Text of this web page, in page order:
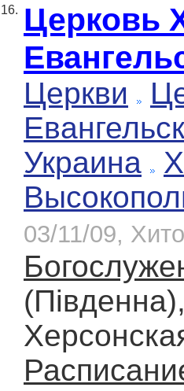
16. Церковь
Церкви
Украина
03/11/09,